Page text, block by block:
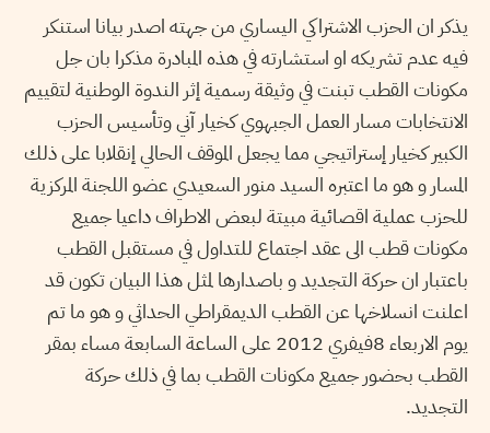
يذكر ان الحزب الاشتراكي اليساري من جهته اصدر بيانا استنكر
فيه عدم تشريكه او استشارته في هذه المبادرة مذكرا بان جل
مكونات القطب تبنت في وثيقة رسمية إثر الندوة الوطنية لتقييم
الانتخابات مسار العمل الجبهوي كخيار آني وتأسيس الحزب
الكبير كخيار إستراتيجي مما يجعل الموقف الحالي إنقلابا على ذلك
المسار و هو ما اعتبره السيد منور السعيدي عضو اللجنة المركزية
للحزب عملية اقصائية مبيتة لبعض الاطراف داعيا جميع
مكونات قطب الى عقد اجتماع للتداول في مستقبل القطب
باعتبار ان حركة التجديد و باصدارها لمثل هذا البيان تكون قد
اعلنت انسلاخها عن القطب الديمقراطي الحداثي و هو ما تم
يوم الاربعاء 8فيفري 2012 على الساعة السابعة مساء بمقر
القطب بحضور جميع مكونات القطب بما في ذلك حركة
التجديد.